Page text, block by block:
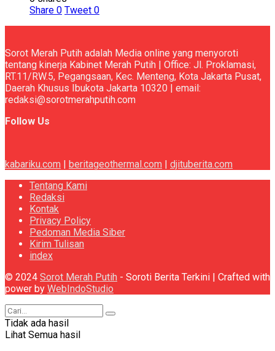
Share 0 Tweet 0
Sorot Merah Putih adalah Media online yang menyoroti
tentang kinerja Kabinet Merah Putih | Office: Jl. Proklamasi,
RT.11/RW.5, Pegangsaan, Kec. Menteng, Kota Jakarta Pusat,
Daerah Khusus Ibukota Jakarta 10320 | email:
redaksi@sorotmerahputih.com
Follow Us
kabariku.com beritageothermal.com
djituberita.com
Tentang Kami
Redaksi
Kontak
Privacy Policy
Pedoman Media Siber
Kirim Tulisan
index
© 2024 Sorot Merah Putih - Soroti Berita Terkini | Crafted with
power by WebIndoStudio
Tidak ada hasil
Lihat Semua hasil